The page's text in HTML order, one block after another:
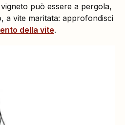
può essere a pergola,
a vite maritata: approfondisci
della vite.